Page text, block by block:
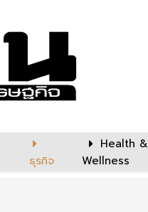
ธุรกิจ
Health &
Wellness